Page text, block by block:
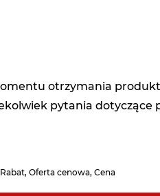
otrzymania
pytania dotyczące
Oferta cenowa, Cena